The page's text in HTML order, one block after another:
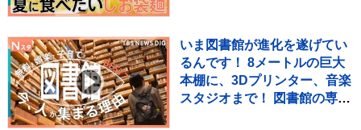
いま図書館が進化を遂げてい
るんです！ 8メートルの巨大
本棚に、3Dプリンター、音楽
スタジオまで！ 図書館の専門